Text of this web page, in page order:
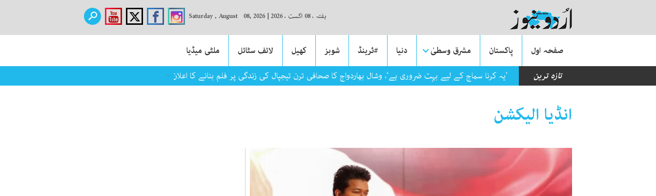
ہفتہ ، 08 اگست ، 2026 |
Saturday , August 08, 2026
صفحہ اول پاکستان مشرق وسطیٰ دنیا #ٹرینڈ شوبز کھیل لائف سٹائل
ملٹی میڈیا
تازہ ترین
’یہ کرنا سماج کے لیے بہت ضروری ہے‘، وشال بھاردواج کا صحافی ترن تیجپال کی زندگی پر فلم بنانے کا اعلان
انڈیا الیکشن